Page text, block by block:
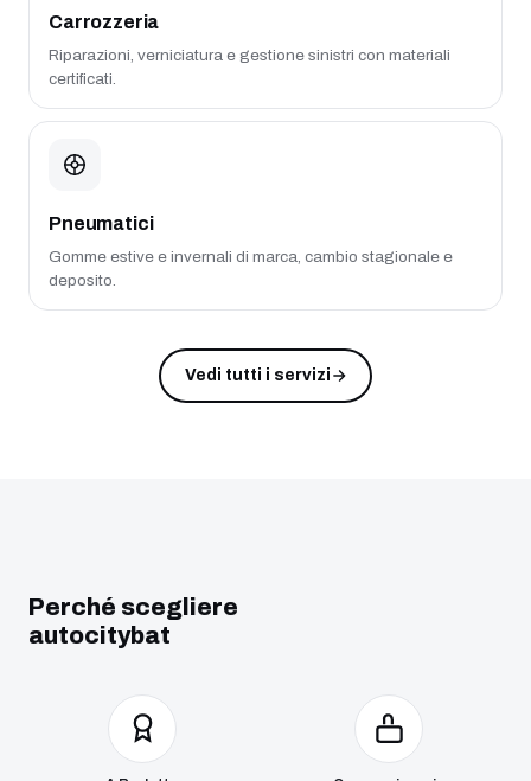
Carrozzeria
Riparazioni, verniciatura e gestione sinistri con materiali
certificati.
Pneumatici
Gomme estive e invernali di marca, cambio stagionale e
deposito.
Vedi tutti i servizi
Perché scegliere
autocitybat